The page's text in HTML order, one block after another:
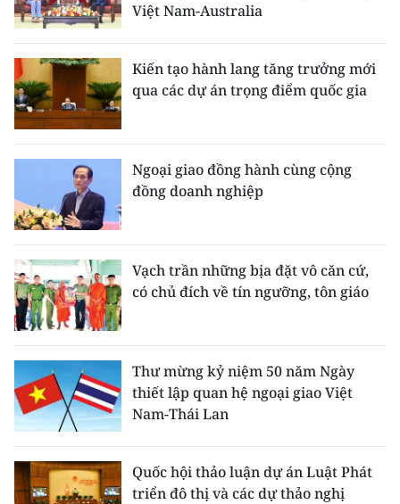
Việt Nam-Australia
Kiến tạo hành lang tăng trưởng mới
qua các dự án trọng điểm quốc gia
Ngoại giao đồng hành cùng cộng
đồng doanh nghiệp
Vạch trần những bịa đặt vô căn cứ,
có chủ đích về tín ngưỡng, tôn giáo
Thư mừng kỷ niệm 50 năm Ngày
thiết lập quan hệ ngoại giao Việt
Nam-Thái Lan
Quốc hội thảo luận dự án Luật Phát
triển đô thị và các dự thảo nghị